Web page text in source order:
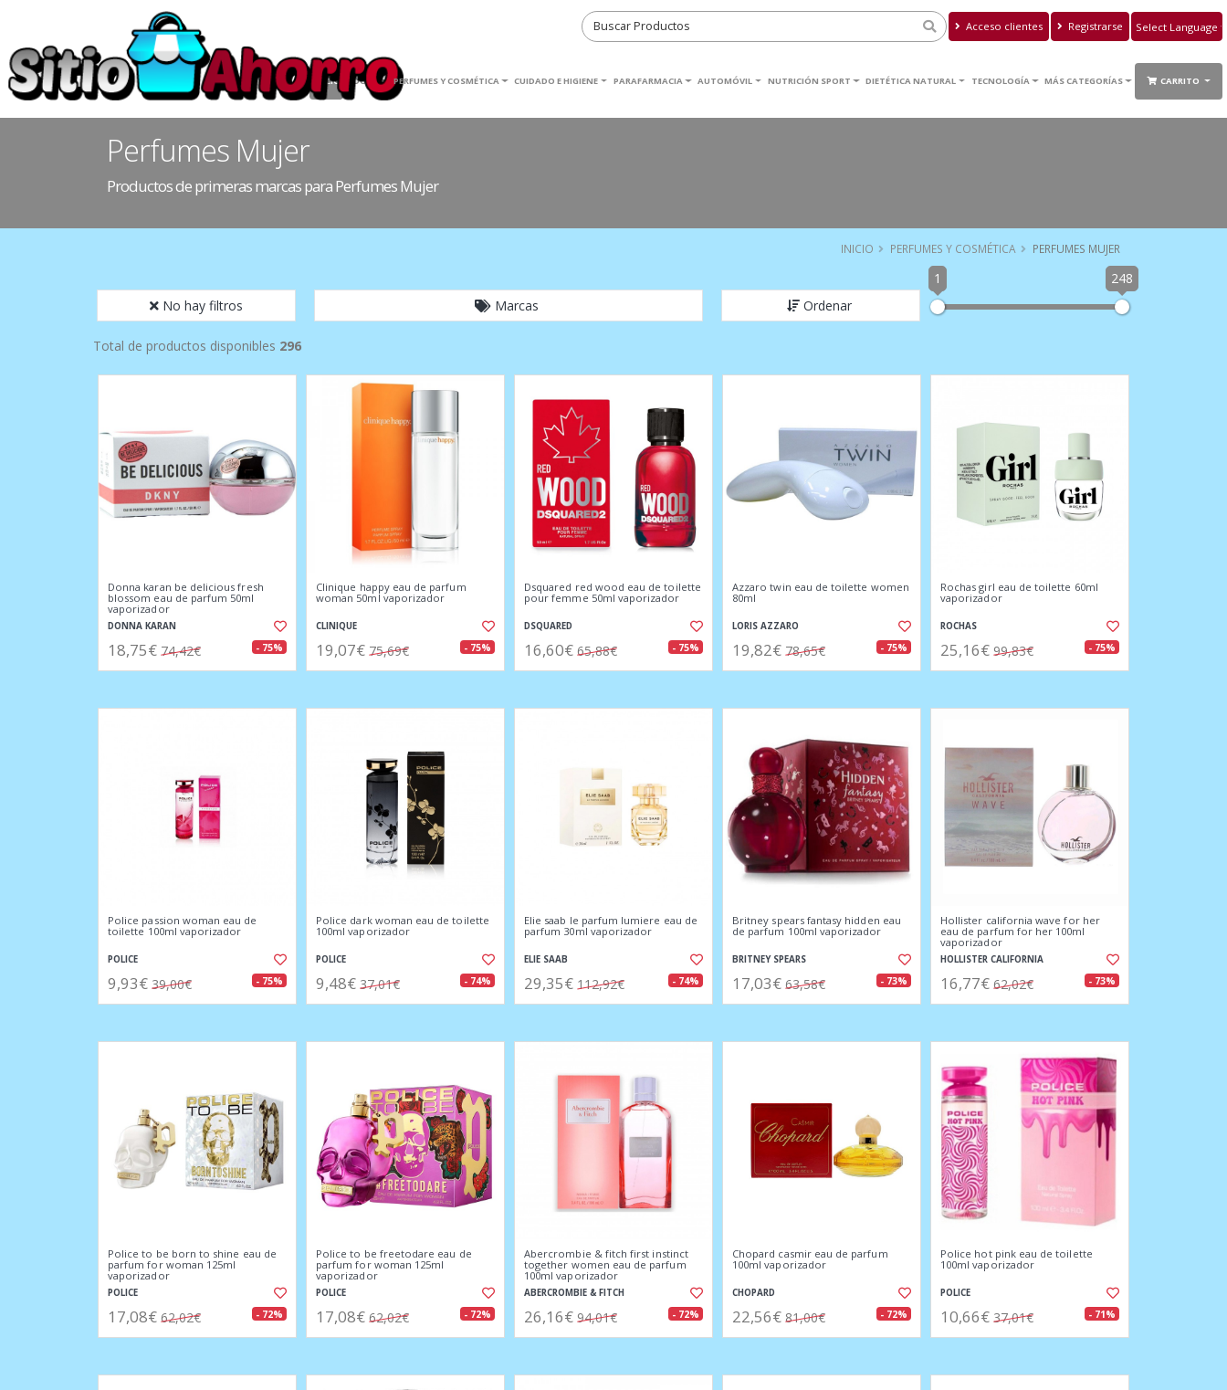
Acceso clientes Registrarse
Translate
INICIO HOGAR PERFUMES Y COSMÉTICA CUIDADO E HIGIENE PARAFARMACIA AUTOMÓVIL NUTRICIÓN SPORT DIETÉTICA NATURAL TECNOLOGÍA MÁS CATEGORÍAS CARRITO
Perfumes Mujer
Productos de primeras marcas para Perfumes Mujer
INICIO PERFUMES Y COSMÉTICA PERFUMES MUJER
No hay filtros Marcas Ordenar
1 248
Total de productos disponibles 296
Donna karan be delicious fresh
blossom eau de parfum 50ml
vaporizador
DONNA KARAN
18,75€ 74,42€ - 75%
Clinique happy eau de parfum
woman 50ml vaporizador
CLINIQUE
19,07€ 75,69€ - 75%
Dsquared red wood eau de toilette
pour femme 50ml vaporizador
DSQUARED
16,60€ 65,88€ - 75%
Azzaro twin eau de toilette women
80ml
LORIS AZZARO
19,82€ 78,65€ - 75%
Rochas girl eau de toilette 60ml
vaporizador
ROCHAS
25,16€ 99,83€ - 75%
Police passion woman eau de
toilette 100ml vaporizador
POLICE
9,93€ 39,00€ - 75%
Police dark woman eau de toilette
100ml vaporizador
POLICE
9,48€ 37,01€ - 74%
Elie saab le parfum lumiere eau de
parfum 30ml vaporizador
ELIE SAAB
29,35€ 112,92€ - 74%
Britney spears fantasy hidden eau
de parfum 100ml vaporizador
BRITNEY SPEARS
17,03€ 63,58€ - 73%
Hollister california wave for her
eau de parfum for her 100ml
vaporizador
HOLLISTER CALIFORNIA
16,77€ 62,02€ - 73%
Police to be born to shine eau de
parfum for woman 125ml
vaporizador
POLICE
17,08€ 62,02€ - 72%
Police to be freetodare eau de
parfum for woman 125ml
vaporizador
POLICE
17,08€ 62,02€ - 72%
Abercrombie & fitch first instinct
together women eau de parfum
100ml vaporizador
ABERCROMBIE & FITCH
26,16€ 94,01€ - 72%
Chopard casmir eau de parfum
100ml vaporizador
CHOPARD
22,56€ 81,00€ - 72%
Police hot pink eau de toilette
100ml vaporizador
POLICE
10,66€ 37,01€ - 71%